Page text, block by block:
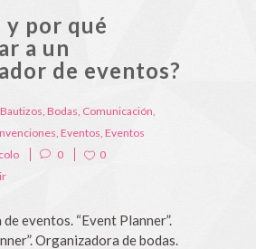
y por qué
a un
de eventos?
Bautizos Bodas Comunicación
Eventos Eventos
0
0
eventos. “Event Planner”.
Organizadora de bodas.